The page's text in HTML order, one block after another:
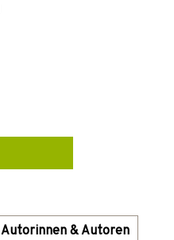
Autorinnen & Autoren